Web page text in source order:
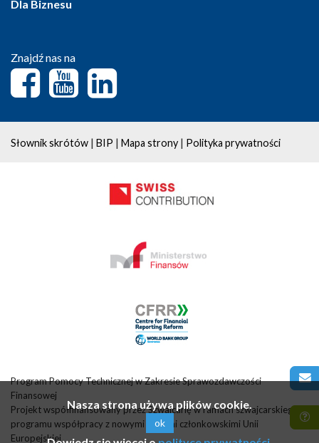
Dla Biznesu
Znajdź nas na
Słownik skrótów | BIP | Mapa strony | Polityka prywatności
Program Pomocy Technicznej w Zakresie Sprawozdawczości
Finansowej
Projekt współfinansowany przez Szwajcarię w ramach szwajcarskiego
programu współpracy z nowymi krajami członkowskimi Unii
Europejskiej
Nasza strona używa plików cookie.
ok